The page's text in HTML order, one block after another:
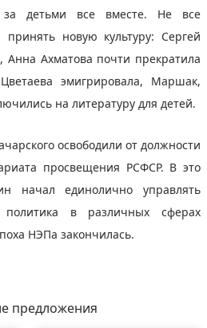
за детьми все вместе. Не все
новую культуру: Сергей
Анна Ахматова почти прекратила
эмигрировала, Маршак,
на литературу для детей.
освободили от должности
просвещения РСФСР. В это
начал единолично управлять
политика в различных сферах
НЭПа закончилась.
предложения